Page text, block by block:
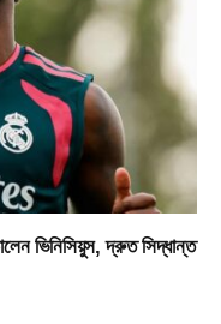
ভিনিসিয়ুস, দ্রুত সিদ্ধান্ত